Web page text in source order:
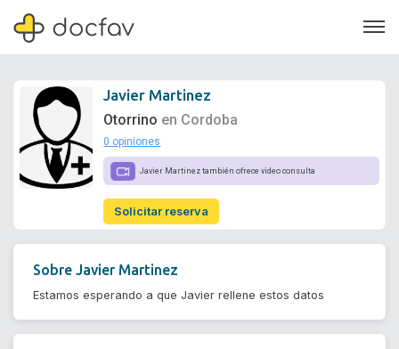
Soporte
Quiénes somos
¿Eres un doctor?
Javier Martinez
Otorrino en Cordoba
0 opiniones
Javier Martinez también ofrece video consulta
Solicitar reserva
SobreJavier Martinez
Estamos esperando a que Javier rellene estos datos